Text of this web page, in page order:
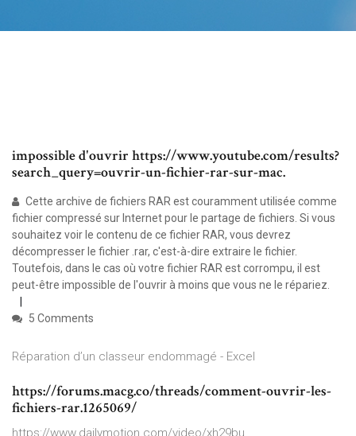
impossible d'ouvrir https://www.youtube.com/results?
search_query=ouvrir-un-fichier-rar-sur-mac.
Cette archive de fichiers RAR est couramment utilisée comme
fichier compressé sur Internet pour le partage de fichiers. Si vous
souhaitez voir le contenu de ce fichier RAR, vous devrez
décompresser le fichier .rar, c'est-à-dire extraire le fichier.
Toutefois, dans le cas où votre fichier RAR est corrompu, il est
peut-être impossible de l'ouvrir à moins que vous ne le répariez.
5 Comments
Réparation d’un classeur endommagé - Excel
https://forums.macg.co/threads/comment-ouvrir-les-
fichiers-rar.1265069/